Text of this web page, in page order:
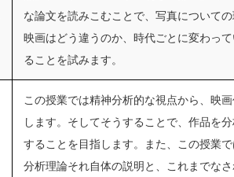
な論文を読みこむことで、写真について
映画はどう違うのか、時代ごとに変わっ
ることを試みます。
この授業では精神分析的な視点から、映
します。そしてそうすることで、作品を
することを目指します。また、この授業
分析理論それ自体の説明と、これまでな